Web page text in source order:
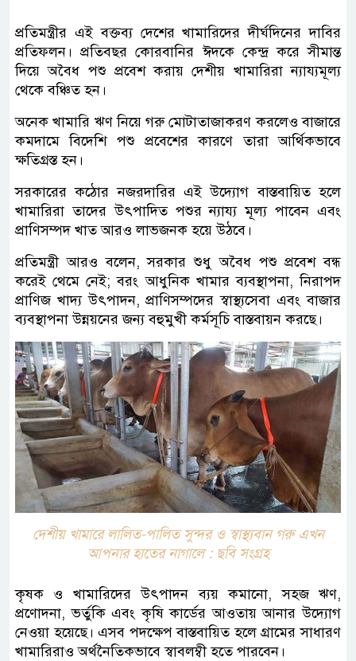
প্রতিমন্ত্রীর এই বক্তব্য দেশের খামারিদের দীর্ঘদিনের দাবির
প্রতিফলন। প্রতিবছর কোরবানির ঈদকে কেন্দ্র করে সীমান্ত
দিয়ে অবৈধ পশু প্রবেশ করায় দেশীয় খামারিরা ন্যায্যমূল্য
থেকে বঞ্চিত হন।
অনেক খামারি ঋণ নিয়ে গরু মোটাতাজাকরণ করলেও বাজারে
কমদামে বিদেশি পশু প্রবেশের কারণে তারা আর্থিকভাবে
ক্ষতিগ্রস্ত হন।
সরকারের কঠোর নজরদারির এই উদ্যোগ বাস্তবায়িত হলে
খামারিরা তাদের উৎপাদিত পশুর ন্যায্য মূল্য পাবেন এবং
প্রাণিসম্পদ খাত আরও লাভজনক হয়ে উঠবে।
প্রতিমন্ত্রী আরও বলেন, সরকার শুধু অবৈধ পশু প্রবেশ বন্ধ
করেই থেমে নেই; বরং আধুনিক খামার ব্যবস্থাপনা, নিরাপদ
প্রাণিজ খাদ্য উৎপাদন, প্রাণিসম্পদের স্বাস্থ্যসেবা এবং বাজার
ব্যবস্থাপনা উন্নয়নের জন্য বহুমুখী কর্মসূচি বাস্তবায়ন করছে।
দেশীয় খামারে লালিত-পালিত সুন্দর ও স্বাস্থ্যবান গরু এখন
আপনার হাতের নাগালে : ছবি সংগ্রহ
কৃষক ও খামারিদের উৎপাদন ব্যয় কমানো, সহজ ঋণ,
প্রণোদনা, ভর্তুকি এবং কৃষি কার্ডের আওতায় আনার উদ্যোগ
নেওয়া হয়েছে। এসব পদক্ষেপ বাস্তবায়িত হলে গ্রামের সাধারণ
খামারিরাও অর্থনৈতিকভাবে স্বাবলম্বী হতে পারবেন।